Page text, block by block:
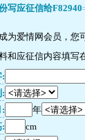
写应征信给F82940
为爱情网会员，您
和应征信内容填写
:
:
:
年
:
cm